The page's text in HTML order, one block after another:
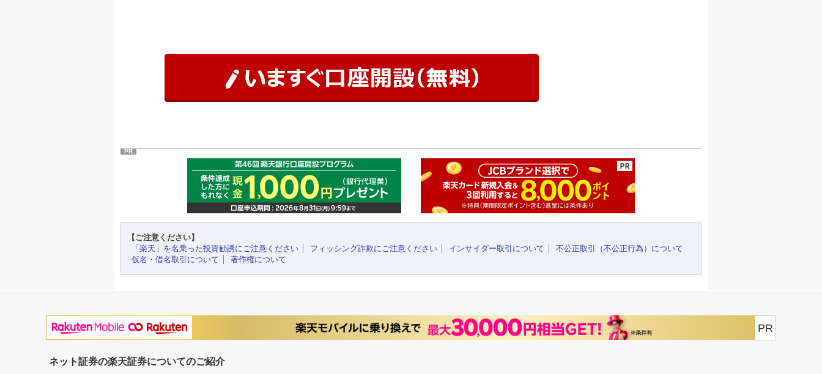
PR
【ご注意ください】
「楽天」を名乗った投資勧誘にご注意ください
フィッシング詐欺にご注意ください インサイダー取引について
不公正取引（不公正行為）について
仮名・借名取引について
著作権について
PR
ネット証券の楽天証券についてのご紹介